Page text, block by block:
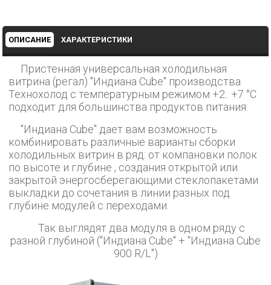
ОПИСАНИЕ ХАРАКТЕРИСТИКИ
Пристенная универсальная холодильная
витрина (регал) "Индиана Cube" производства
Технохолод с температурным режимом +2.. +7 °С
подходит для большинства продуктов питания.
"Индиана Cube" дает вам возможность
комбинировать различные варианты сборки
холодильных витрин в ряд: от компановки полок
по высоте и глубине , создания открытой или
закрытой энергосберегающими стеклопакетами
выкладки до сочетания в линии разных под
глубине модулей с переходами.
Так выглядят два модуля в одном ряду с
разной глубиной ("Индиана Cube" + "Индиана Cube
900 R/L")